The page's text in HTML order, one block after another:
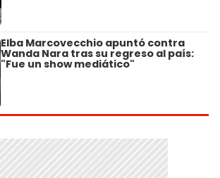
Elba Marcovecchio apuntó contra
Wanda Nara tras su regreso al país:
"Fue un show mediático"